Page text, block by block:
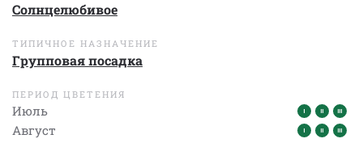
Солнцелюбивое
ТИПИЧНОЕ НАЗНАЧЕНИЕ
Групповая посадка
ПЕРИОД ЦВЕТЕНИЯ
Июль
Август